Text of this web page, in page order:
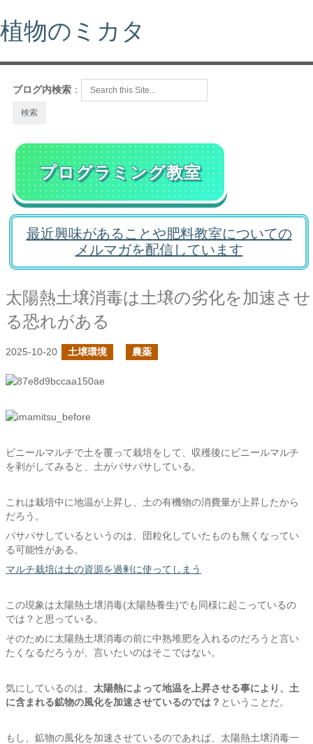
植物のミカタ
ブログ内検索 ：
プログラミング教室
最近興味があることや肥料教室についての
メルマガを配信しています
太陽熱土壌消毒は土壌の劣化を加速させ
る恐れがある
2025-10-20 土壌環境 農薬
ビニールマルチで土を覆って栽培をして、収穫後にビニールマルチ
を剥がしてみると、土がパサパサしている。
これは栽培中に地温が上昇し、土の有機物の消費量が上昇したから
だろう。
パサパサしているというのは、団粒化していたものも無くなってい
る可能性がある。
マルチ栽培は土の資源を過剰に使ってしまう
この現象は太陽熱土壌消毒(太陽熱養生)でも同様に起こっているの
では？と思っている。
そのために太陽熱土壌消毒の前に中熟堆肥を入れるのだろうと言い
たくなるだろうが、言いたいのはそこではない。
気にしているのは、 太陽熱によって地温を上昇させる事により、土
に含まれる鉱物の風化を加速させているのでは？ ということだ。
もし、鉱物の風化を加速させているのであれば、太陽熱土壌消毒一